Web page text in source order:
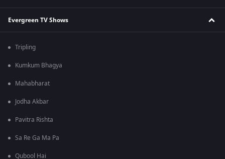
Evergreen TV Shows
Tripling
Kumkum Bhagya
Mahabharat
Jodha Akbar
Pavitra Rishta
Sa Re Ga Ma Pa
Qubool Hai